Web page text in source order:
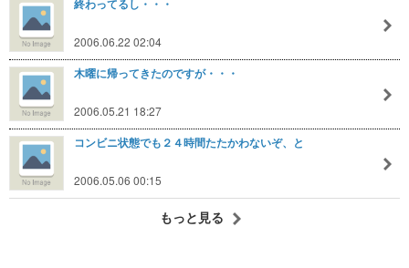
終わってるし・・・
2006.06.22 02:04
木曜に帰ってきたのですが・・・
2006.05.21 18:27
コンビニ状態でも２４時間たたかわないぞ、と
2006.05.06 00:15
もっと見る